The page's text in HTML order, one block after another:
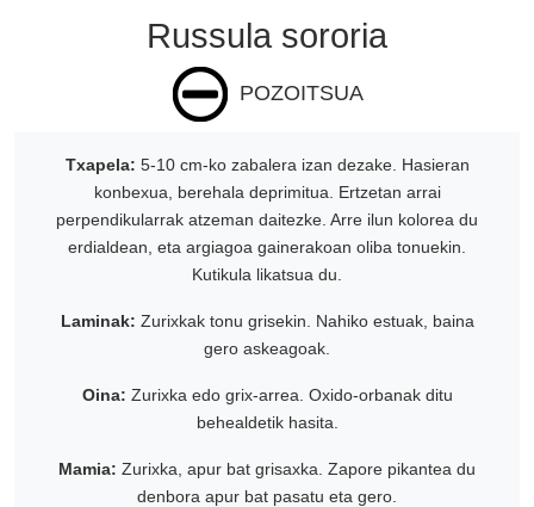
Russula sororia
POZOITSUA
Txapela: 5-10 cm-ko zabalera izan dezake. Hasieran
konbexua, berehala deprimitua. Ertzetan arrai
perpendikularrak atzeman daitezke. Arre ilun kolorea du
erdialdean, eta argiagoa gainerakoan oliba tonuekin.
Kutikula likatsua du.
Laminak: Zurixkak tonu grisekin. Nahiko estuak, baina
gero askeagoak.
Oina: Zurixka edo grix-arrea. Oxido-orbanak ditu
behealdetik hasita.
Mamia: Zurixka, apur bat grisaxka. Zapore pikantea du
denbora apur bat pasatu eta gero.